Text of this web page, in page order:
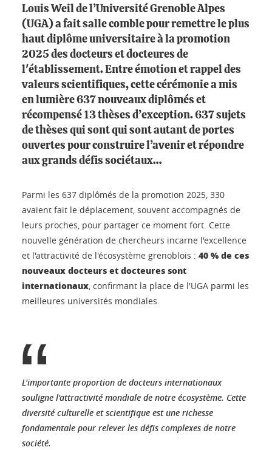
Louis Weil de l’Université Grenoble Alpes
(UGA) a fait salle comble pour remettre le plus
haut diplôme universitaire à la promotion
2025 des docteurs et docteures de
l'établissement. Entre émotion et rappel des
valeurs scientifiques, cette cérémonie a mis
en lumière 637 nouveaux diplômés et
récompensé 13 thèses d’exception. 637 sujets
de thèses qui sont qui sont autant de portes
ouvertes pour construire l’avenir et répondre
aux grands défis sociétaux…
Parmi les 637 diplômés de la promotion 2025, 330
avaient fait le déplacement, souvent accompagnés de
leurs proches, pour partager ce moment fort. Cette
nouvelle génération de chercheurs incarne l'excellence
et l'attractivité de l'écosystème grenoblois : 40 % de ces
nouveaux docteurs et docteures sont
internationaux , confirmant la place de l'UGA parmi les
meilleures universités mondiales.
L'importante proportion de docteurs internationaux
souligne l'attractivité mondiale de notre écosystème. Cette
diversité culturelle et scientifique est une richesse
fondamentale pour relever les défis complexes de notre
société.